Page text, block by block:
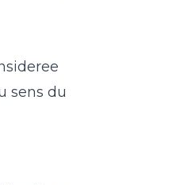
sens du